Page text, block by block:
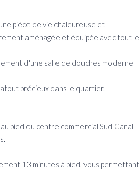
pièce de vie chaleureuse et
aménagée et équipée avec tout le
d'une salle de douches moderne
précieux dans le quartier.
pied du centre commercial Sud Canal
13 minutes à pied, vous permettant